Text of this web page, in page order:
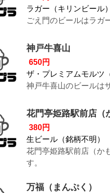
ラガー（キリンビール
ごえ門のビールはラガ
神戸牛喜山
650円
ザ・プレミアムモルツ
神戸牛喜山のビールは
花門亭姫路駅前店（
380円
生ビール（銘柄不明）
花門亭姫路駅前店（か
す。
万福（まんぷく）